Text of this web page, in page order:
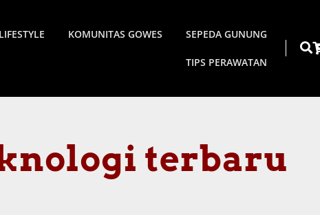
KOMUNITAS GOWES SEPEDA GUNUNG
TIPS PERAWATAN
terbaru